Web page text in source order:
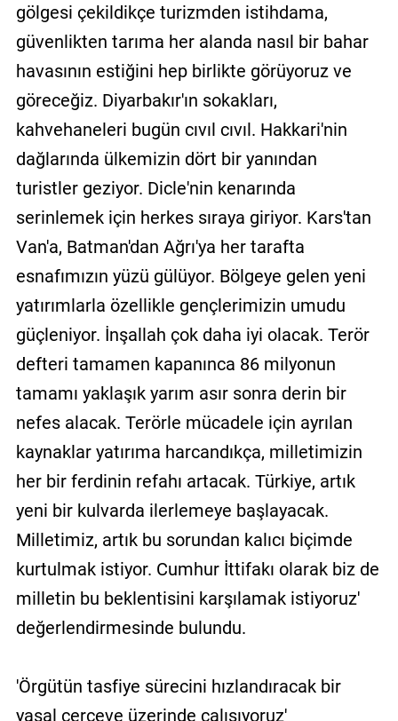
gölgesi çekildikçe turizmden istihdama,
güvenlikten tarıma her alanda nasıl bir bahar
havasının estiğini hep birlikte görüyoruz ve
göreceğiz. Diyarbakır'ın sokakları,
kahvehaneleri bugün cıvıl cıvıl. Hakkari'nin
dağlarında ülkemizin dört bir yanından
turistler geziyor. Dicle'nin kenarında
serinlemek için herkes sıraya giriyor. Kars'tan
Van'a, Batman'dan Ağrı'ya her tarafta
esnafımızın yüzü gülüyor. Bölgeye gelen yeni
yatırımlarla özellikle gençlerimizin umudu
güçleniyor. İnşallah çok daha iyi olacak. Terör
defteri tamamen kapanınca 86 milyonun
tamamı yaklaşık yarım asır sonra derin bir
nefes alacak. Terörle mücadele için ayrılan
kaynaklar yatırıma harcandıkça, milletimizin
her bir ferdinin refahı artacak. Türkiye, artık
yeni bir kulvarda ilerlemeye başlayacak.
Milletimiz, artık bu sorundan kalıcı biçimde
kurtulmak istiyor. Cumhur İttifakı olarak biz de
milletin bu beklentisini karşılamak istiyoruz'
değerlendirmesinde bulundu.
'Örgütün tasfiye sürecini hızlandıracak bir
yasal çerçeve üzerinde çalışıyoruz'